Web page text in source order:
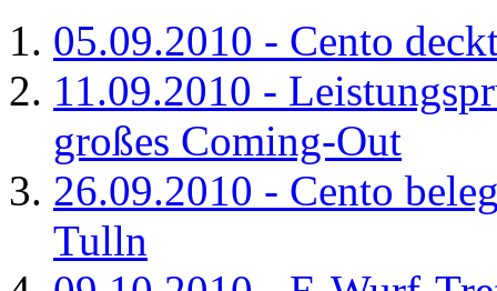
05.09.2010 - Cento
11.09.2010 -
großes Coming-Out
26.09.2010 - Cento
Tulln